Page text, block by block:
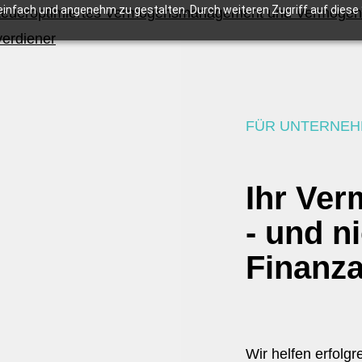
und angenehm zu gestalten. Durch weiteren Zugriff auf diese
FÜR
Ihr
- und
Wir helfen